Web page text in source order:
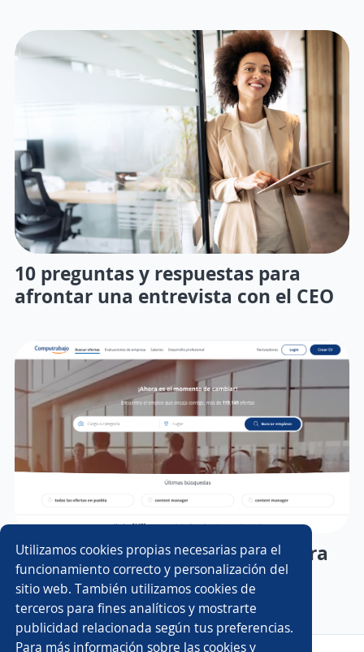
Utilizamos cookies propias necesarias para el
funcionamiento correcto y personalización del
sitio web. También utilizamos cookies de
terceros para fines analíticos y mostrarte
publicidad relacionada según tus preferencias.
Para más información sobre las cookies y
10 preguntas y respuestas para
afrontar una entrevista con el CEO
Qué es un portal de empleo y para
qué sirve